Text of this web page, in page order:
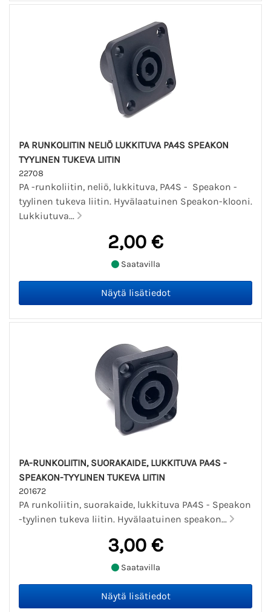
PA RUNKOLIITIN NELIÖ LUKKITUVA PA4S SPEAKON
TYYLINEN TUKEVA LIITIN
22708
PA -runkoliitin, neliö, lukkituva, PA4S - Speakon -
tyylinen tukeva liitin. Hyvälaatuinen Speakon-klooni.
Lukkiutuva...
2,00 €
Saatavilla
PA-RUNKOLIITIN, SUORAKAIDE, LUKKITUVA PA4S -
SPEAKON-TYYLINEN TUKEVA LIITIN
201672
PA runkoliitin, suorakaide, lukkituva PA4S - Speakon
-tyylinen tukeva liitin. Hyvälaatuinen speakon...
3,00 €
Saatavilla